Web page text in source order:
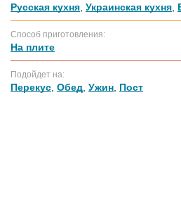
Русская кухня Украинская кухня
Способ приготовления:
На плите
Подойдет на:
Перекус Обед Ужин Пост